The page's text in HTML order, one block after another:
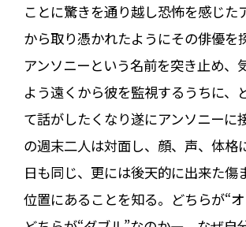
ことに驚きを通り越し恐怖を感じた
から取り憑かれたようにその俳優を
アンソニーという名前を突き止め、
よう遠くから彼を監視するうちに、
て話がしたくなり遂にアンソニーに
の週末二人は対面し、顔、声、体格
日も同じ、更には後天的に出来た傷
位置にあることを知る。どちらが“